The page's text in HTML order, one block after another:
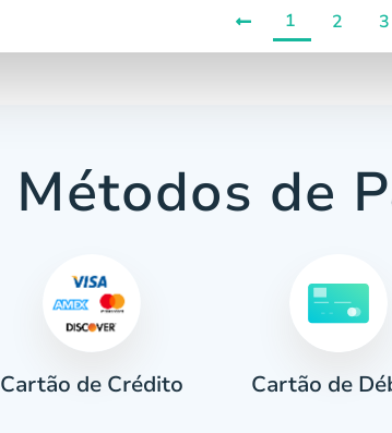
1 2 3
Métodos de
Cartão de Crédito Cartão de